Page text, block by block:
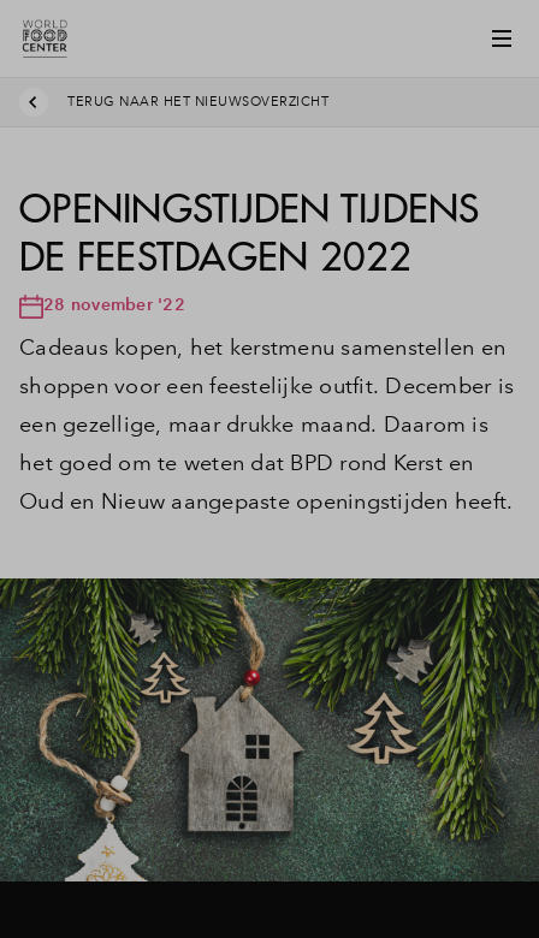
TERUG NAAR HET NIEUWSOVERZICHT
OPENINGSTIJDEN TIJDENS
DE FEESTDAGEN 2022
28 november '22
Cadeaus kopen, het kerstmenu samenstellen en
shoppen voor een feestelijke outfit. December is
een gezellige, maar drukke maand. Daarom is
het goed om te weten dat BPD rond Kerst en
Oud en Nieuw aangepaste openingstijden heeft.